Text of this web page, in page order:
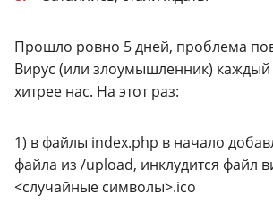
Прошло ровно 5 дней, проблема
Вирус (или злоумышленник) каждый
хитрее нас. На этот раз:
1) в файлы index.php в начало
файла из /upload, инклудится файл
<случайные символы>.ico